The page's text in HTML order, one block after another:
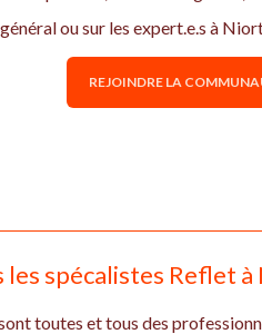
ou sur les expert.e.s à
REJOINDRE LA
spécalistes Reflet à
toutes et tous des